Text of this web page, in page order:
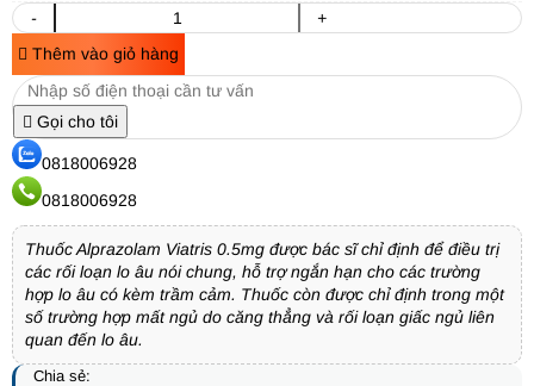
-
+
Thêm vào giỏ hàng
Gọi cho tôi
0818006928
0818006928
Thuốc Alprazolam Viatris 0.5mg được bác sĩ chỉ định để điều trị
các rối loạn lo âu nói chung, hỗ trợ ngắn hạn cho các trường
hợp lo âu có kèm trầm cảm. Thuốc còn được chỉ định trong một
số trường hợp mất ngủ do căng thẳng và rối loạn giấc ngủ liên
quan đến lo âu.
Chia sẻ: